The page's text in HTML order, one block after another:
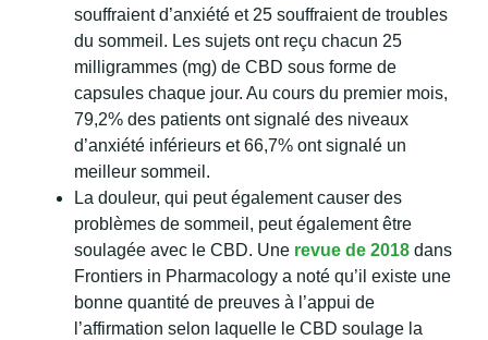
souffraient d’anxiété et 25 souffraient de troubles
du sommeil. Les sujets ont reçu chacun 25
milligrammes (mg) de CBD sous forme de
capsules chaque jour. Au cours du premier mois,
79,2% des patients ont signalé des niveaux
d’anxiété inférieurs et 66,7% ont signalé un
meilleur sommeil.
La douleur, qui peut également causer des
problèmes de sommeil, peut également être
soulagée avec le CBD. Une revue de 2018 dans
Frontiers in Pharmacology a noté qu’il existe une
bonne quantité de preuves à l’appui de
l’affirmation selon laquelle le CBD soulage la